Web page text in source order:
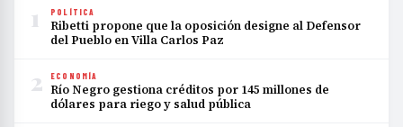
1 POLÍTICA
Ribetti propone que la oposición designe al Defensor
del Pueblo en Villa Carlos Paz
2 ECONOMÍA
Río Negro gestiona créditos por 145 millones de
dólares para riego y salud pública